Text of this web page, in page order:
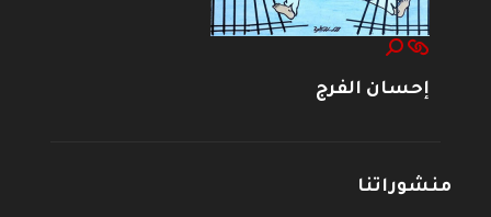
إحسان الفرج
منشوراتنا